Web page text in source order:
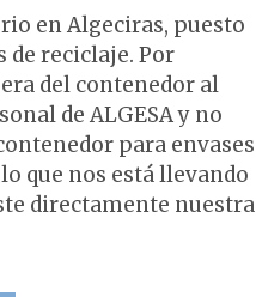
en Algeciras, puesto
de reciclaje. Por
del contenedor al
de ALGESA y no
para envases
que nos está llevando
directamente nuestra